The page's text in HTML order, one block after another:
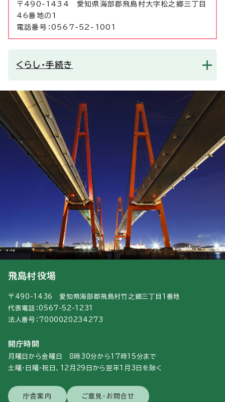
〒490-1434 愛知県海部郡飛島村大字松之郷三丁目
46番地の1
電話番号：0567-52-1001
くらし・手続き
飛島村役場
〒490-1436 愛知県海部郡飛島村竹之郷三丁目1番地
代表電話：0567-52-1231
法人番号：7000020234273
開庁時間
月曜日から金曜日 8時30分から17時15分まで
土曜・日曜・祝日、12月29日から翌年1月3日を除く
庁舎案内 ご意見・お問合せ